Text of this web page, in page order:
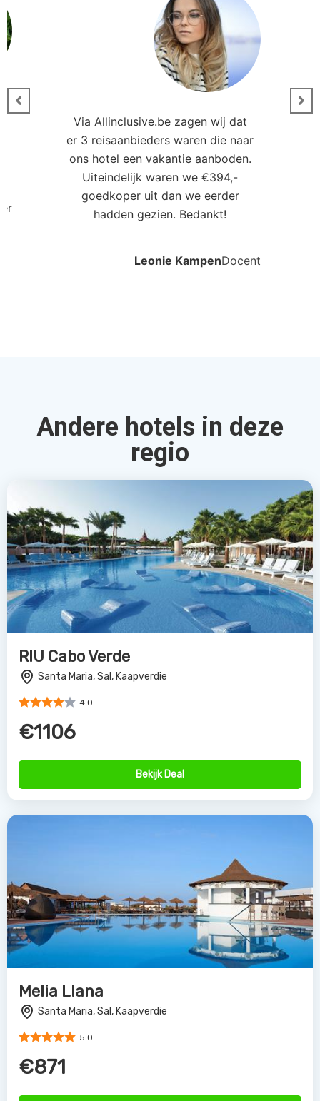
Via Allinclusive.be zagen wij dat
er 3 reisaanbieders waren die naar
ons hotel een vakantie aanboden.
Uiteindelijk waren we €394,-
goedkoper uit dan we eerder
hadden gezien. Bedankt!
Leonie KampenDocent
Andere hotels in deze
regio
RIU Cabo Verde
Santa Maria, Sal, Kaapverdie
4.0
€1106
Bekijk Deal
Melia Llana
Santa Maria, Sal, Kaapverdie
5.0
€871